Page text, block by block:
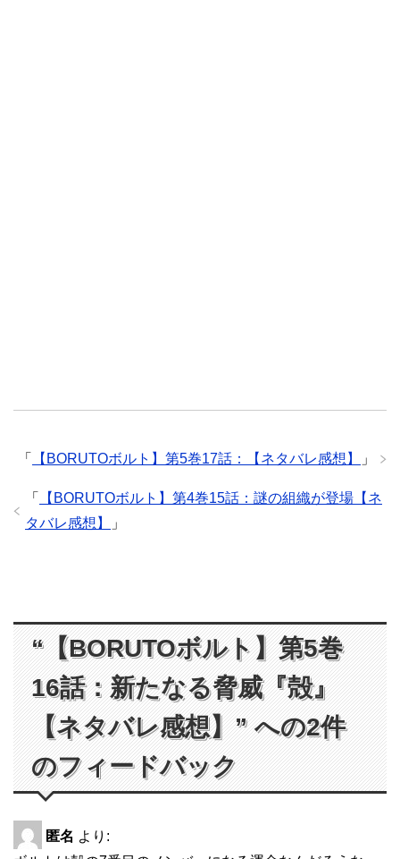
「 【BORUTOボルト】第5巻17話：【ネタバレ感想】 」
「
【BORUTOボルト】第4巻15話：謎の組織が登場【ネ
タバレ感想】
」
“【BORUTOボルト】第5巻
16話：新たなる脅威『殻』
【ネタバレ感想】” への2件
のフィードバック
匿名 より: